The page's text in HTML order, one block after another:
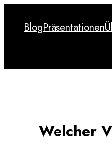
InhaltBlogPräsentationen
Welcher